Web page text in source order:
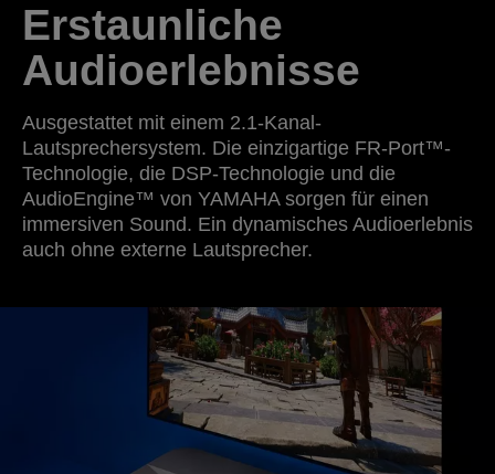
Erstaunliche
Audioerlebnisse
Ausgestattet mit einem 2.1-Kanal-
Lautsprechersystem. Die einzigartige FR-Port™-
Technologie, die DSP-Technologie und die
AudioEngine™ von YAMAHA sorgen für einen
immersiven Sound. Ein dynamisches Audioerlebnis
auch ohne externe Lautsprecher.